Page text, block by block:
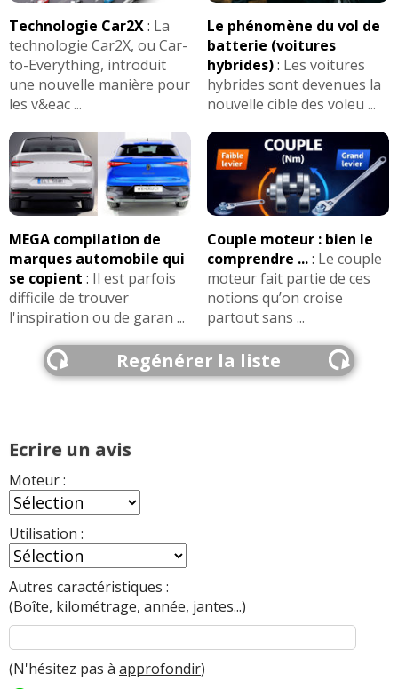
Technologie Car2X: La
technologie Car2X, ou Car-
to-Everything, introduit
une nouvelle manière pour
les v&eac ...
Le phénomène du vol de
batterie (voitures
hybrides): Les voitures
hybrides sont devenues la
nouvelle cible des voleu ...
MEGA compilation de
marques automobile qui
se copient : Il est parfois
difficile de trouver
l'inspiration ou de garan ...
Couple moteur : bien le
comprendre ...: Le couple
moteur fait partie de ces
notions qu’on croise
partout sans ...
Regénérer la liste
Ecrire un avis
Moteur :
Utilisation :
Autres caractéristiques :
(Boîte, kilométrage, année, jantes...)
(N'hésitez pas à approfondir)